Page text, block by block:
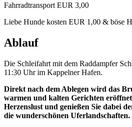
Fahrradtransport EUR 3,00
Liebe Hunde kosten EUR 1,00 & böse
Ablauf
Die Schleifahrt mit dem Raddampfer
11:30 Uhr im Kappelner Hafen.
Direkt nach dem Ablegen wird das
warmen und kalten Gerichten
Herzenslust und genießen Sie dabei
die wunderschönen Uferlandschaften.